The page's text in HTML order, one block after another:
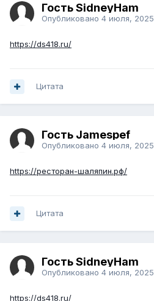
Гость SidneyHam
Опубликовано 4 июля, 2025
https://ds418.ru/
Цитата
Гость Jamespef
Опубликовано 4 июля, 2025
https://ресторан-шаляпин.рф/
Цитата
Гость SidneyHam
Опубликовано 4 июля, 2025
https://ds418.ru/